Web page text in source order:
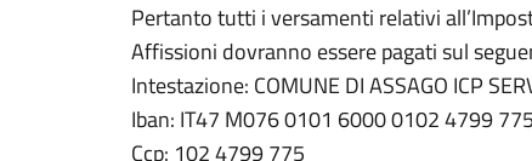
Pertanto tutti i versamenti relativi
Affissioni dovranno essere pagati sul
Intestazione: COMUNE DI ASSAGO ICP
Iban: IT47 M076 0101 6000 0102 4799 775
Ccp: 102 4799 775